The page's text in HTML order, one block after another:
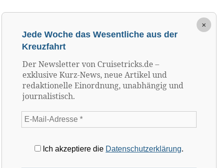
×
Jede Woche das Wesentliche aus der
Kreuzfahrt
Der Newsletter von Cruisetricks.de –
exklusive Kurz-News, neue Artikel und
redaktionelle Einordnung, unabhängig und
journalistisch.
Ich akzeptiere die Datenschutzerklärung.